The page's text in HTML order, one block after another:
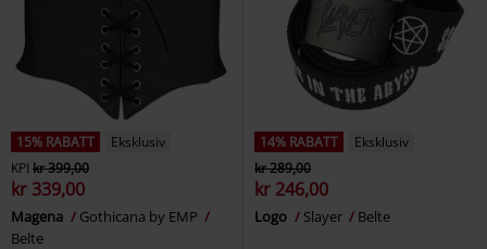
15% RABATT
Eksklusiv
KPI kr 399,00
kr 339,00
Magena
Gothicana by EMP
Belte
14% RABATT
Eksklusiv
kr 289,00
kr 246,00
Logo Slayer Belte